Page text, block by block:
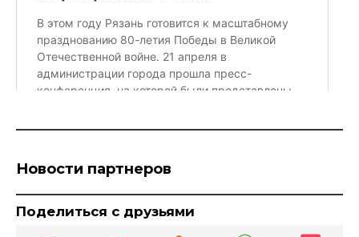
Новости партнеров
Поделиться с друзьями